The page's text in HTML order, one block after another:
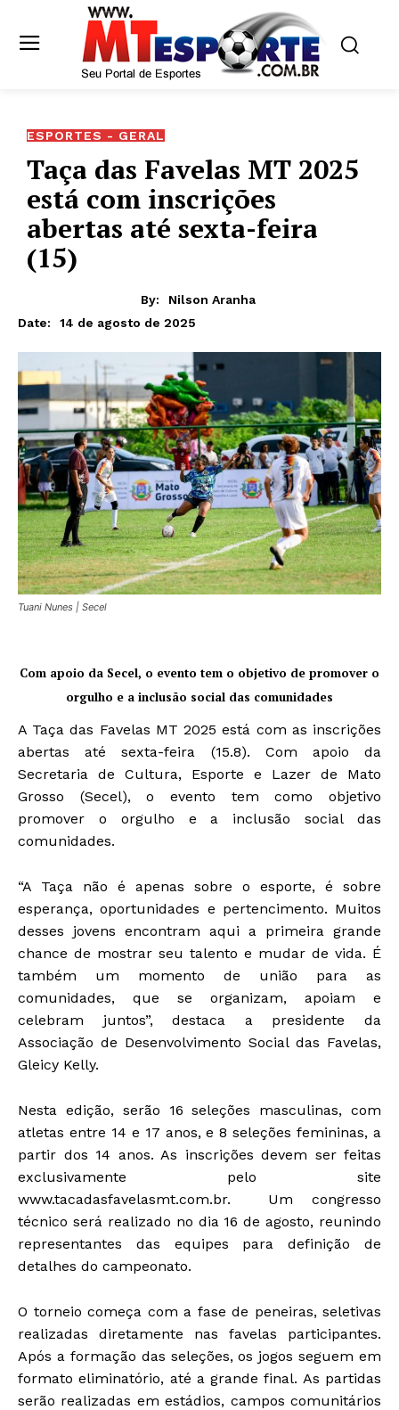
ESPORTES - GERAL
Taça das Favelas MT 2025
está com inscrições
abertas até sexta-feira
(15)
By:
Nilson Aranha
Date:
14 de agosto de 2025
Tuani Nunes | Secel
Com apoio da Secel, o evento tem o objetivo de promover o
orgulho e a inclusão social das comunidades
A Taça das Favelas MT 2025 está com as inscrições
abertas até sexta-feira (15.8). Com apoio da
Secretaria de Cultura, Esporte e Lazer de Mato
Grosso (Secel), o evento tem como objetivo
promover o orgulho e a inclusão social das
comunidades.
“A Taça não é apenas sobre o esporte, é sobre
esperança, oportunidades e pertencimento. Muitos
desses jovens encontram aqui a primeira grande
chance de mostrar seu talento e mudar de vida. É
também um momento de união para as
comunidades, que se organizam, apoiam e
celebram juntos”, destaca a presidente da
Associação de Desenvolvimento Social das Favelas,
Gleicy Kelly.
Nesta edição, serão 16 seleções masculinas, com
atletas entre 14 e 17 anos, e 8 seleções femininas, a
partir dos 14 anos. As inscrições devem ser feitas
exclusivamente pelo site
www.tacadasfavelasmt.com.br. Um congresso
técnico será realizado no dia 16 de agosto, reunindo
representantes das equipes para definição de
detalhes do campeonato.
O torneio começa com a fase de peneiras, seletivas
realizadas diretamente nas favelas participantes.
Após a formação das seleções, os jogos seguem em
formato eliminatório, até a grande final. As partidas
serão realizadas em estádios, campos comunitários